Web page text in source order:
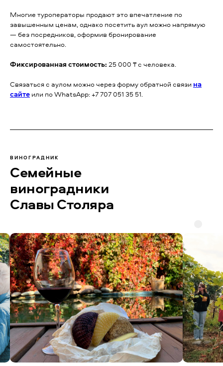
Многие туроператоры продают это впечатление по
завышенным ценам, однако посетить аул можно напрямую
— без посредников, оформив бронирование
самостоятельно.
Фиксированная стоимость: 25 000 ₸ с человека.
Связаться с аулом можно через форму обратной связи на
сайте или по WhatsApp: +7 707 051 35 51.
Семейные
виноградники
Славы Столяра
ВИНОГРАДНИК